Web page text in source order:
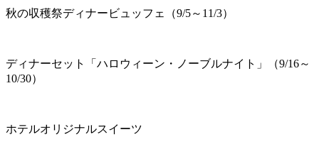
秋の収穫祭ディナービュッフェ（9/5～11/3）
ディナーセット「ハロウィーン・ノーブルナイト」（9/16～
10/30）
ホテルオリジナルスイーツ